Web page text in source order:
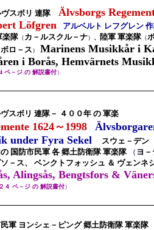
ヴスボリ 連隊 Älvsborgs
Löfgren
アルベルト レフグレン
楽隊（カ－ルスクル－ナ） 、 陸軍 軍楽隊（
ボロ－ス）
Marinens Musikkår i
i Borås, Hemvärnets
ペ－ジ の 解説書付）
スボリ 連隊－ ４００年 の 軍楽
1624～ 1998
under Fyra Sekel
スウェ－デン
国防市民軍 各 郷土防衛隊 軍楽隊 （ ヨ
－ス、 ベンクトフォッシュ ＆ ヴェンネ
Alingsås, Bengtsfors &
４ ペ－ジ の 解説書付）
軍 ヨンシェ－ピング 郷土防衛隊 軍楽隊